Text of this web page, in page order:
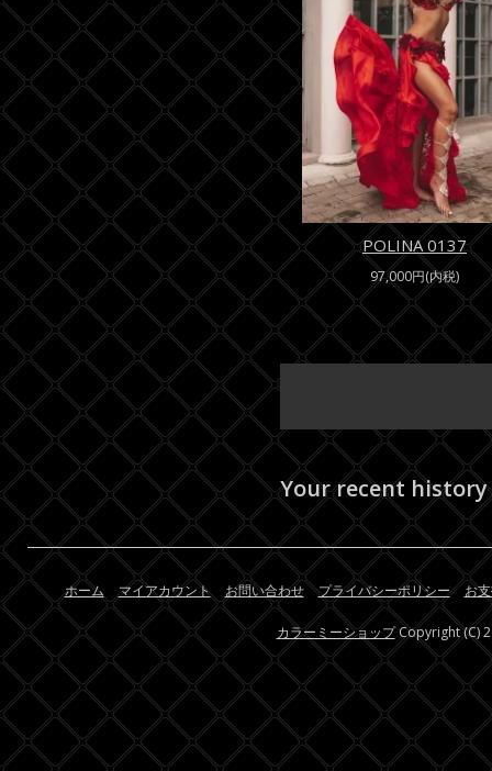
POLINA 0137
97,000円(内税)
Your recent history
ホーム マイアカウント お問い合わせ プライバシーポリシー お
カラーミーショップCopyright (C)